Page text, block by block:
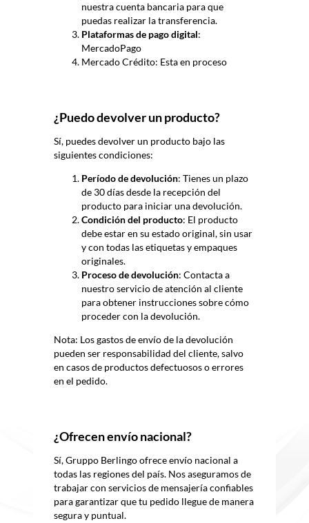
nuestra cuenta bancaria para que
puedas realizar la transferencia.
Plataformas de pago digital:
MercadoPago
Mercado Crédito: Esta en proceso
¿Puedo devolver un producto?
Sí, puedes devolver un producto bajo las
siguientes condiciones:
Período de devolución: Tienes un plazo
de 30 días desde la recepción del
producto para iniciar una devolución.
Condición del producto: El producto
debe estar en su estado original, sin usar
y con todas las etiquetas y empaques
originales.
Proceso de devolución: Contacta a
nuestro servicio de atención al cliente
para obtener instrucciones sobre cómo
proceder con la devolución.
Nota: Los gastos de envío de la devolución
pueden ser responsabilidad del cliente, salvo
en casos de productos defectuosos o errores
en el pedido.
¿Ofrecen envío nacional?
Sí, Gruppo Berlingoofrece envío nacional a
todas las regiones del país. Nos aseguramos de
trabajar con servicios de mensajería confiables
para garantizar que tu pedido llegue de manera
segura y puntual.